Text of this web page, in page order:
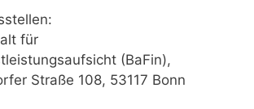
für
(BaFin),
Straße 108, 53117 Bonn